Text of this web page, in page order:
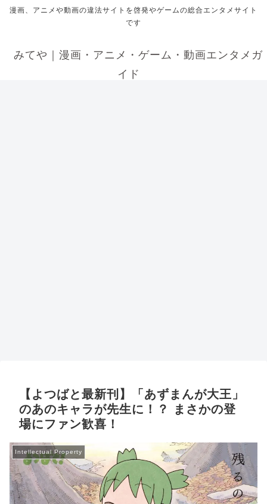
漫画、アニメや動画の違法サイトを啓発やゲームの総合エンタメサイト
です
みてや｜漫画・アニメ・ゲーム・動画エンタメガ
イド
【よつばと最新刊】「あずまんが大王」
のあのキャラが先生に！？ まさかの登
場にファン歓喜！
Intellectual Property